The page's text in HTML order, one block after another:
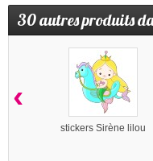
30 autres produits
stickers Sirène lilou
‹